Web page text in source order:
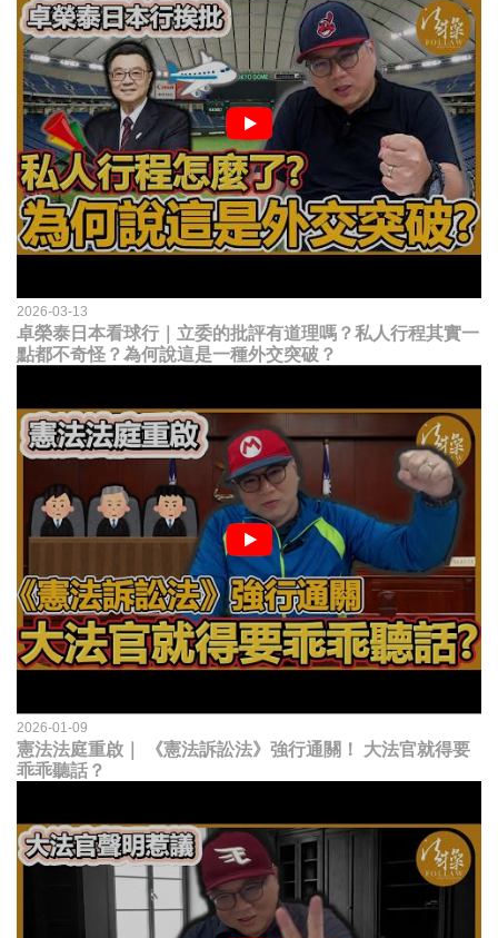
2026-03-13
卓榮泰日本看球行｜立委的批評有道理嗎？私人行程其實一
點都不奇怪？為何說這是一種外交突破？
2026-01-09
憲法法庭重啟｜ 《憲法訴訟法》強行通關！ 大法官就得要
乖乖聽話？